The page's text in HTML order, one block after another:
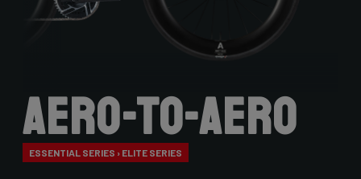
Aero-to-Aero
ESSENTIAL SERIES › ELITE SERIES